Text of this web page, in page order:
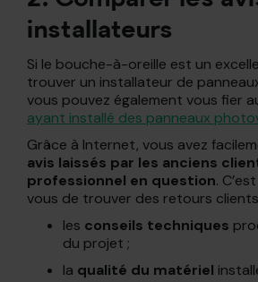
installateurs
Si le bouche-à-oreille est un
trouver un installateur de
vous pouvez également vous fier
ayant installé des panneaux
Grâce à Internet, vous avez
avis laissés par les anciens
professionnel en question.
vous de trouver des retours
les conseils techniques
du projet ;
la qualité du matériel